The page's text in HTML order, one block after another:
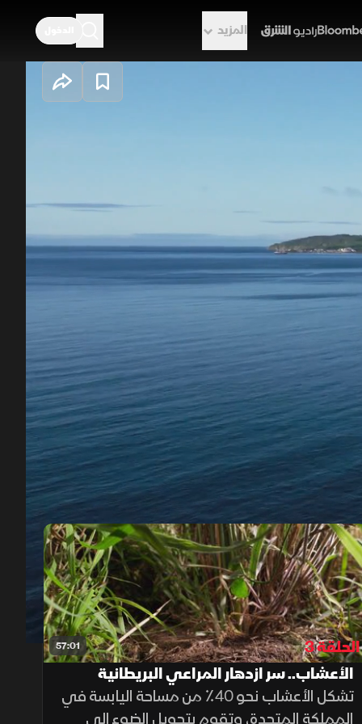
المزيد
00:12/56:17
57:01
الحلقة 3
الأعشاب.. سر ازدهار المراعي البريطانية
تشكل الأعشاب نحو 40٪ من مساحة اليابسة في